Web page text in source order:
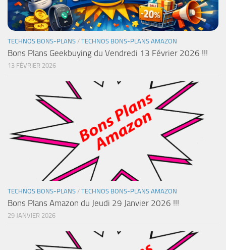
TECHNOS BONS-PLANS / TECHNOS BONS-PLANS AMAZON
Bons Plans Geekbuying du Vendredi 13 Février 2026 !!!
13 FÉVRIER 2026
TECHNOS BONS-PLANS / TECHNOS BONS-PLANS AMAZON
Bons Plans Amazon du Jeudi 29 Janvier 2026 !!!
29 JANVIER 2026